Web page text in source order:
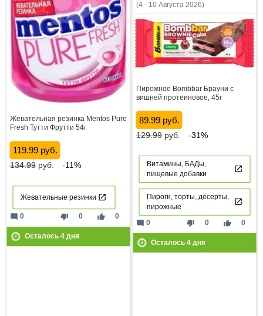
Жевательная резинка Mentos Pure
Fresh Тутти Фрутти 54г
119.99 руб.
134.99руб. -11%
Жевательные резинки
thumb_down 0 thumb_up 0
mode_comment 0
Осталось 4дня
(4 - 10 Августа 2026)
Пирожное Bombbar Брауни с
вишней протеиновое, 45г
89.99 руб.
129.99руб. -31%
Витамины, БАДы,
пищевые добавки
Пироги, торты, десерты,
пирожные
thumb_down 0 thumb_up 0
mode_comment 0
Осталось 4дня